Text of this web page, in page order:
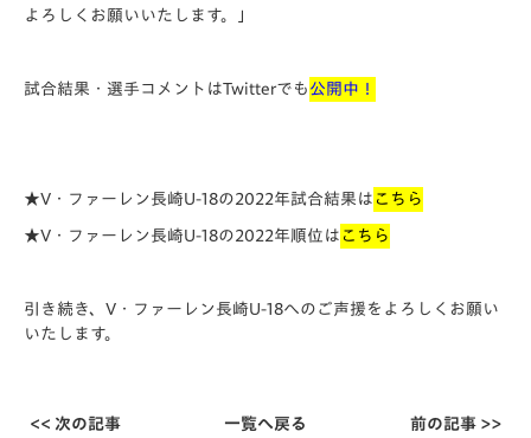
よろしくお願いいたします。」
試合結果・選手コメントはTwitterでも 公開中！
★V・ファーレン長崎U-18の2022年試合結果は こちら
★V・ファーレン長崎U-18の2022年順位は こちら
引き続き、V・ファーレン長崎U-18へのご声援をよろしくお願い
いたします。
<< 次の記事 一覧へ戻る 前の記事 >>